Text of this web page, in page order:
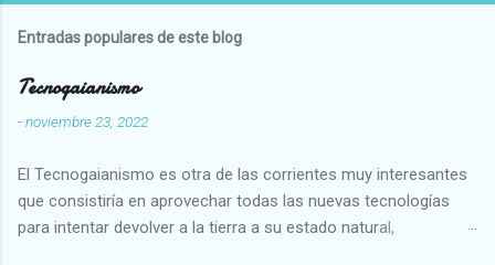
Entradas populares de este blog
Tecnogaianismo
-noviembre 23, 2022
El Tecnogaianismo es otra de las corrientes muy interesantes
que consistiría en aprovechar todas las nuevas tecnologías
para intentar devolver a la tierra a su estado natural,